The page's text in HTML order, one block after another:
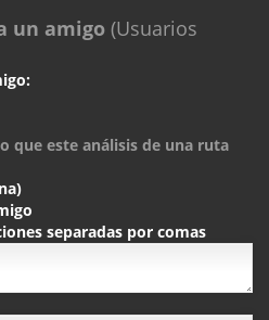
un amigo (Usuarios
que este análisis de una ruta
separadas por comas